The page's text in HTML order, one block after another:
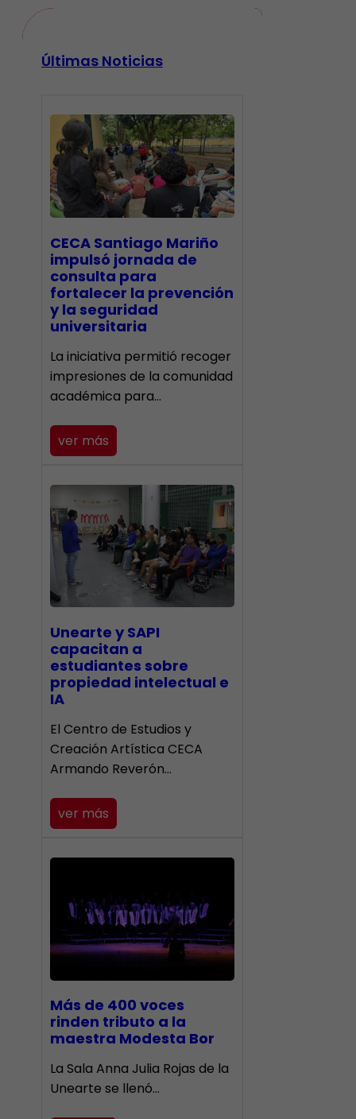
Últimas Noticias
CECA Santiago Mariño
impulsó jornada de
consulta para
fortalecer la prevención
y la seguridad
universitaria
La iniciativa permitió recoger
impresiones de la comunidad
académica para…
ver más
Unearte y SAPI
capacitan a
estudiantes sobre
propiedad intelectual e
IA
El Centro de Estudios y
Creación Artística CECA
Armando Reverón…
ver más
Más de 400 voces
rinden tributo a la
maestra Modesta Bor
​La Sala Anna Julia Rojas de la
Unearte se llenó…